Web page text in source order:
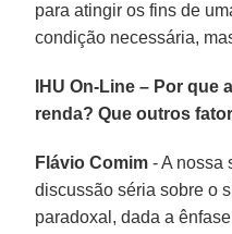
para atingir os fins de
condição necessária,
IHU On-Line – Por que
renda? Que outros
Flávio Comim - A nossa
discussão séria sobre o
paradoxal, dada a